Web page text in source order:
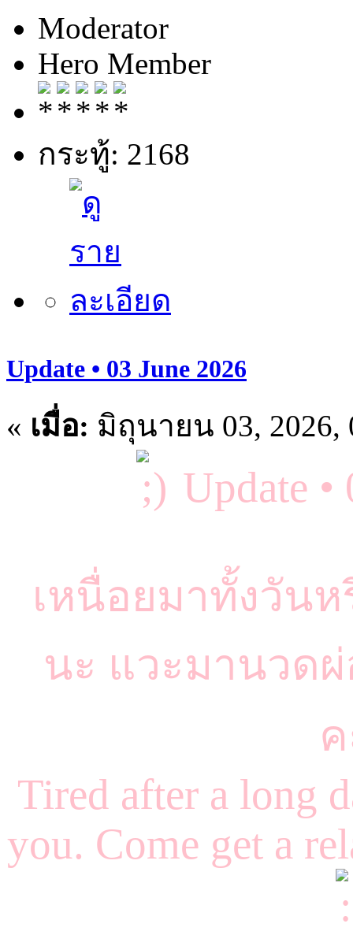
Moderator
Hero Member
กระทู้: 2168
Update • 03 June 2026
« เมื่อ: มิถุนายน 03, 2026,
Update
เหนื่อยมาทั้งวัน
นะ แวะมานวด
Tired after a long
you. Come get a